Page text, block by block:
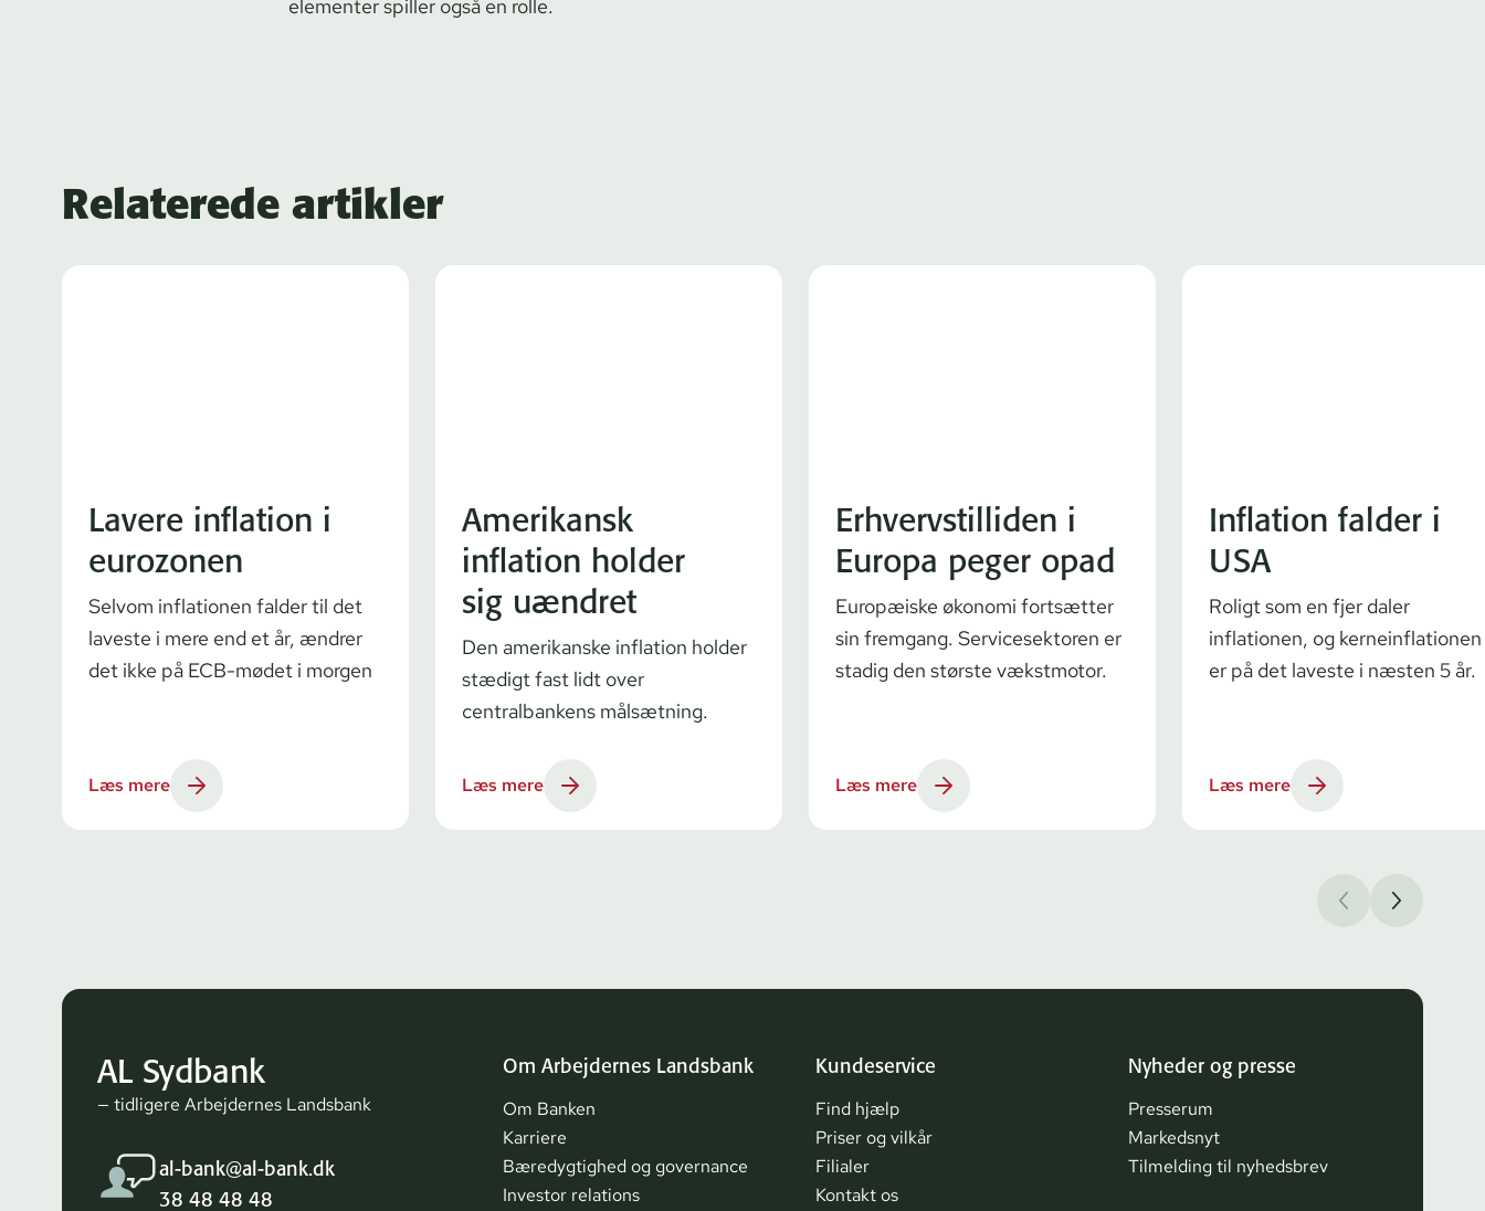
elementer spiller også en rolle.
Relaterede artikler
Lavere inflation i
eurozonen
Selvom inflationen falder til det
laveste i mere end et år, ændrer
det ikke på ECB-mødet i morgen
Læs mere
Amerikansk
inflation holder
sig uændret
Den amerikanske inflation holder
stædigt fast lidt over
centralbankens målsætning.
Læs mere
Erhvervstilliden i
Europa peger opad
Europæiske økonomi fortsætter
sin fremgang. Servicesektoren er
stadig den største vækstmotor.
Læs mere
Inflation falder i
USA
Roligt som en fjer daler
inflationen, og kerneinflationen
er på det laveste i næsten 5 år.
Læs mere
AL Sydbank
— tidligere Arbejdernes Landsbank
al-bank@al-bank.dk
38 48 48 48
Om Arbejdernes Landsbank
Om Banken
Karriere
Bæredygtighed og governance
Investor relations
Kundeservice
Find hjælp
Priser og vilkår
Filialer
Kontakt os
Nyheder og presse
Presserum
Markedsnyt
Tilmelding til nyhedsbrev